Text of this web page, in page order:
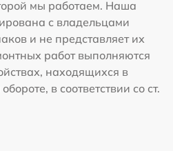
мы работаем. Наша
с владельцами
и не представляет их
работ выполняются
находящихся в
в соответствии со ст.